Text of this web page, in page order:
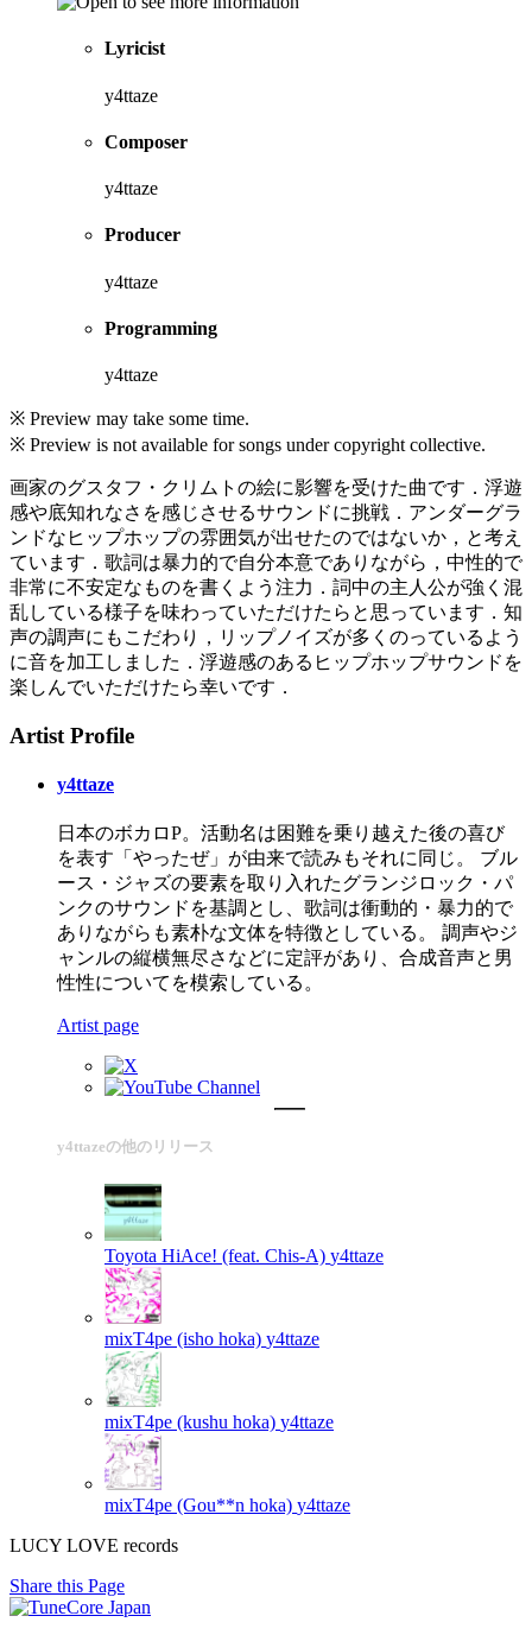
Lyricist
y4ttaze
Composer
y4ttaze
Producer
y4ttaze
Programming
y4ttaze
※ Preview may take some time.
※ Preview is not available for songs under copyright collective.
画家のグスタフ・クリムトの絵に影響を受けた曲です．浮遊
感や底知れなさを感じさせるサウンドに挑戦．アンダーグラ
ンドなヒップホップの雰囲気が出せたのではないか，と考え
ています．歌詞は暴力的で自分本意でありながら，中性的で
非常に不安定なものを書くよう注力．詞中の主人公が強く混
乱している様子を味わっていただけたらと思っています．知
声の調声にもこだわり，リップノイズが多くのっているよう
に音を加工しました．浮遊感のあるヒップホップサウンドを
楽しんでいただけたら幸いです．
Artist Profile
y4ttaze
日本のボカロP。活動名は困難を乗り越えた後の喜び
を表す「やったぜ」が由来で読みもそれに同じ。 ブル
ース・ジャズの要素を取り入れたグランジロック・パ
ンクのサウンドを基調とし、歌詞は衝動的・暴力的で
ありながらも素朴な文体を特徴としている。 調声やジ
ャンルの縦横無尽さなどに定評があり、合成音声と男
性性についてを模索している。
Artist page
y4ttazeの他のリリース
Toyota HiAce! (feat. Chis-A) y4ttaze
mixT4pe (isho hoka) y4ttaze
mixT4pe (kushu hoka) y4ttaze
mixT4pe (Gou**n hoka) y4ttaze
LUCY LOVE records
Share this Page